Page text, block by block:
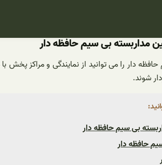
مداربسته بی سیم حافظه دار
دار را می توانید از نمایندگی و مراکز پخش با
شوند.
بی سیم حافظه دار
حافظه دار